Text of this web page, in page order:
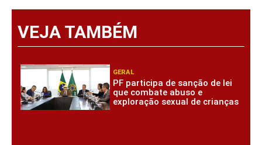
VEJA TAMBÉM
GERAL
PF participa de sanção de lei
que combate abuso e
exploração sexual de crianças